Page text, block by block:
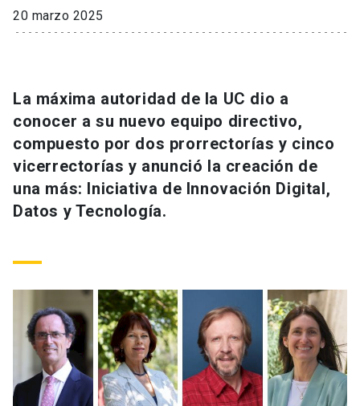
Información para keyboard_arrow_down
Futuros estudiantes
Estudiantes
Alumni
Padres y familia
Vecinos launch
Go to english site launch
ACCESOS DIRECTOS
Correo UC
Mi Portal UC launch
Medios Biblioteca launch
20 marzo 2025
La máxima autoridad de la UC dio a
conocer a su nuevo equipo directivo,
compuesto por dos prorrectorías y cinco
vicerrectorías y anunció la creación de
una más: Iniciativa de Innovación Digital,
Datos y Tecnología.